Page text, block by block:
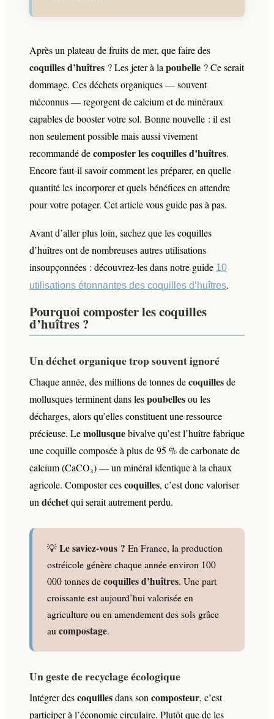
Après un plateau de fruits de mer, que faire des
coquilles d’huîtres ? Les jeter à la poubelle ? Ce serait
dommage. Ces déchets organiques — souvent
méconnus — regorgent de calcium et de minéraux
capables de booster votre sol. Bonne nouvelle : il est
non seulement possible mais aussi vivement
recommandé decomposter les coquilles d’huîtres.
Encore faut-il savoir comment les préparer, en quelle
quantité les incorporer et quels bénéfices en attendre
pour votre potager. Cet article vous guide pas à pas.
Avant d’aller plus loin, sachez que les coquilles
d’huîtres ont de nombreuses autres utilisations
insoupçonnées : découvrez-les dans notre guide 10
utilisations étonnantes des coquilles d’huîtres.
Pourquoi composter les coquilles
d’huîtres ?
Un déchet organique trop souvent ignoré
Chaque année, des millions de tonnes decoquillesde
mollusques terminent dans lespoubellesou les
décharges, alors qu’elles constituent une ressource
précieuse. Lemollusquebivalve qu’est l’huître fabrique
une coquille composée à plus de 95 % de carbonate de
calcium (CaCO₃) — un minéral identique à la chaux
agricole. Composter cescoquilles, c’est donc valoriser
un déchetqui serait autrement perdu.
💡 Le saviez-vous ? En France, la production
ostréicole génère chaque année environ 100
000 tonnes de coquilles d’huîtres. Une part
croissante est aujourd’hui valorisée en
agriculture ou en amendement des sols grâce
au compostage.
Un geste de recyclage écologique
Intégrer descoquillesdans son composteur, c’est
participer à l’économie circulaire. Plutôt que de les